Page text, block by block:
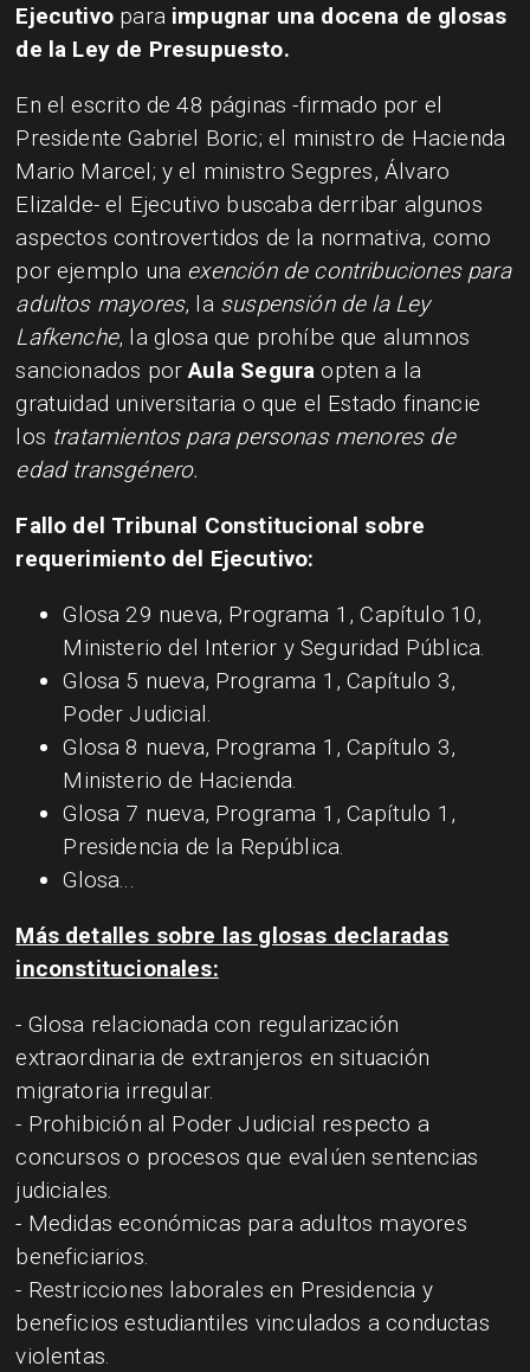
Ejecutivo para impugnar una docena de glosas
de la Ley de Presupuesto.
En el escrito de 48 páginas -firmado por el
Presidente Gabriel Boric; el ministro de Hacienda
Mario Marcel; y el ministro Segpres, Álvaro
Elizalde- el Ejecutivo buscaba derribar algunos
aspectos controvertidos de la normativa, como
por ejemplo una exención de contribuciones para
adultos mayores, la suspensión de la Ley
Lafkenche, la glosa que prohíbe que alumnos
sancionados porAula Seguraopten a la
gratuidad universitaria o que el Estado financie
los tratamientos para personas menores de
edad transgénero.
Fallo del Tribunal Constitucional sobre
requerimiento del Ejecutivo:
Glosa 29 nueva, Programa 1, Capítulo 10,
Ministerio del Interior y Seguridad Pública.
Glosa 5 nueva, Programa 1, Capítulo 3,
Poder Judicial.
Glosa 8 nueva, Programa 1, Capítulo 3,
Ministerio de Hacienda.
Glosa 7 nueva, Programa 1, Capítulo 1,
Presidencia de la República.
Glosa...
Más detalles sobre las glosas declaradas
inconstitucionales:
- Glosa relacionada con regularización
extraordinaria de extranjeros en situación
migratoria irregular.
- Prohibición al Poder Judicial respecto a
concursos o procesos que evalúen sentencias
judiciales.
- Medidas económicas para adultos mayores
beneficiarios.
- Restricciones laborales en Presidencia y
beneficios estudiantiles vinculados a conductas
violentas.